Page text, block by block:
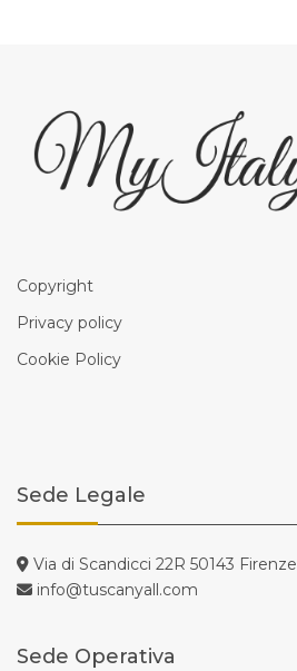
Copyright
Privacy policy
Cookie Policy
Sede Legale
Via di Scandicci 22R 50143 Firenze
info@tuscanyall.com
Sede Operativa